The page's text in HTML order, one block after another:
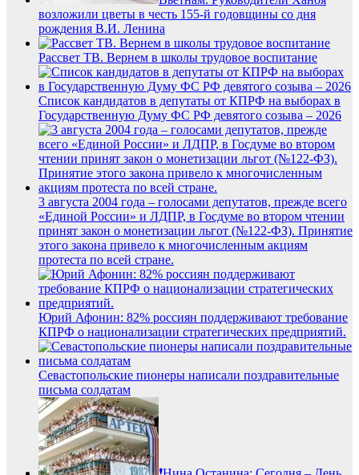
возложили цветы в честь 155-й годовщины со дня
рождения В.И. Ленина
Рассвет ТВ. Вернем в школы трудовое воспитание
Список кандидатов в депутаты от КПРФ на выборах в
Государственную Думу ФС РФ девятого созыва – 2026
3 августа 2004 года – голосами депутатов, прежде всего
«Единой России» и ЛДПР, в Госдуме во втором чтении
принят закон о монетизации льгот (№122-ФЗ). Принятие
этого закона привело к многочисленным акциям
протеста по всей стране.
Юрий Афонин: 82% россиян поддерживают требование
КПРФ о национализации стратегических предприятий.
Севастопольские пионеры написали поздравительные
письма солдатам